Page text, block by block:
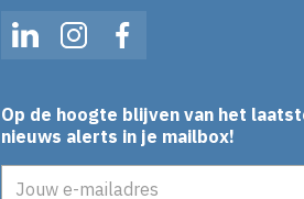
LinkedInInstagramFacebook
Op de hoogte blijven van het
nieuws alerts in je mailbox!